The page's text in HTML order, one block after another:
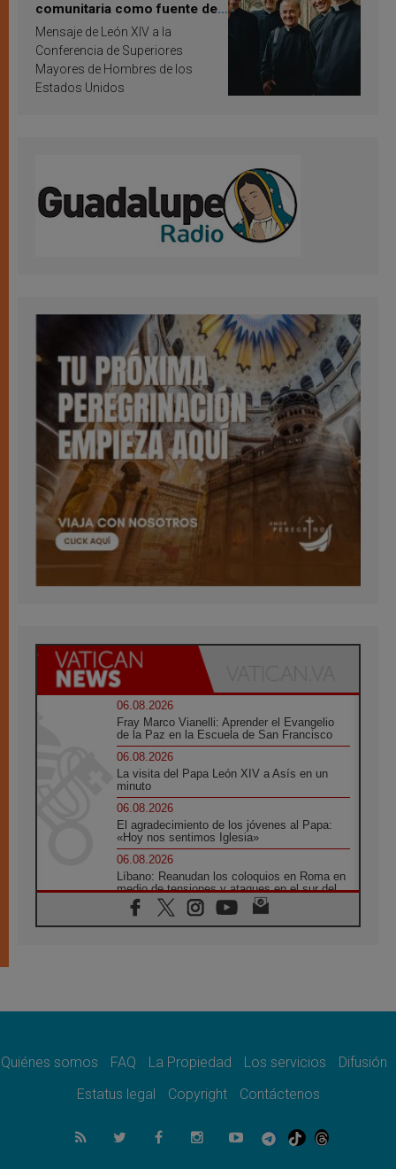
comunitaria como fuente de
inspiración y santificación
Mensaje de León XIV a la
Conferencia de Superiores
Mayores de Hombres de los
Estados Unidos
06.08.2026
Fray Marco Vianelli: Aprender el Evangelio
de la Paz en la Escuela de San Francisco
06.08.2026
La visita del Papa León XIV a Asís en un
minuto
06.08.2026
El agradecimiento de los jóvenes al Papa:
«Hoy nos sentimos Iglesia»
06.08.2026
Líbano: Reanudan los coloquios en Roma en
medio de tensiones y ataques en el sur del
país
06.08.2026
noticia para todo el Uruguay
León XIV: La revolución del Evangelio
06.08.2026
La Iglesia en Ceuta: caridad y esperanza
Quiénes somos FAQ La Propiedad Los servicios
Difusión
Estatus legal
Copyright Contáctenos